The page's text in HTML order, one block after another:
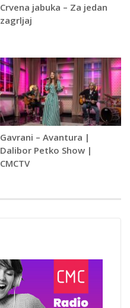
Crvena jabuka – Za jedan
zagrljaj
Gavrani – Avantura |
Dalibor Petko Show |
CMCTV